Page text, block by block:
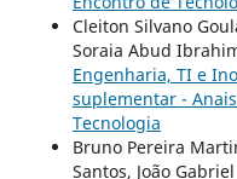
Cleiton Silvano
Soraia Abud
Engenharia, TI e
suplementar - Anais
Tecnologia
Bruno Pereira
Santos, João